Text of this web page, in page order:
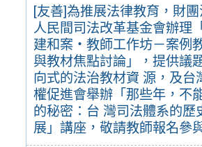
[友善]為推展法律教育，財團
人民間司法改革基金會辦理
建和案・教師工作坊－案例
與教材焦點討論」，提供議
向式的法治教材資 源，及台
權促進會舉辦「那些年，不
的秘密：台 灣司法體系的歷
展」講座，敬請教師報名參